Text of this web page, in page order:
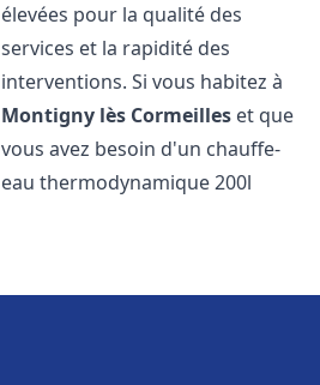
élevées pour la qualité des
services et la rapidité des
interventions. Si vous habitez à
Montigny lès Cormeilles et que
vous avez besoin d'un chauffe-
eau thermodynamique 200l